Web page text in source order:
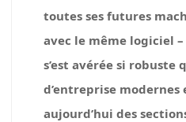
toutes ses futures
avec le même logiciel
s’est avérée si robuste
d’entreprise
aujourd’hui des